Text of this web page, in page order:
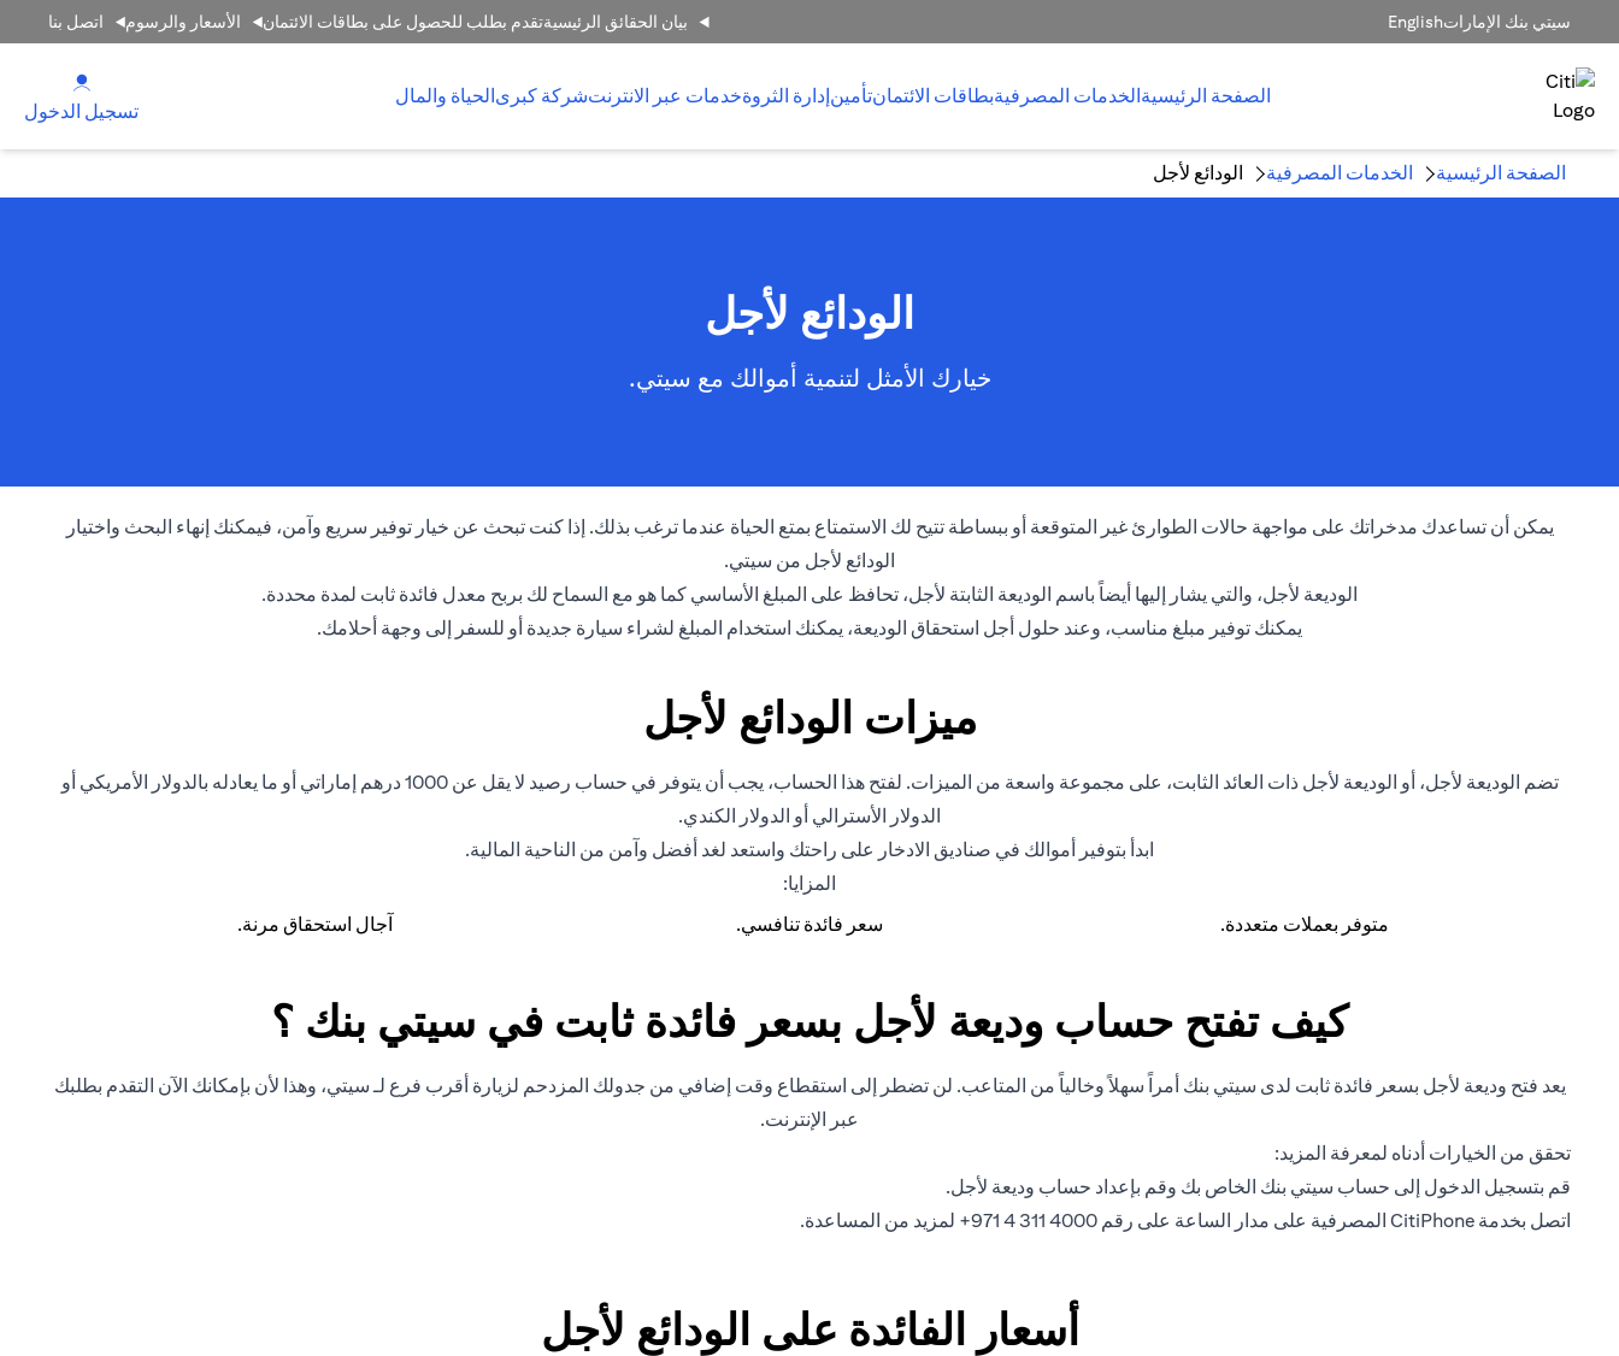
سيتي بنك الإماراتEnglish بيان الحقائق الرئيسيةتقدم بطلب للحصول على بطاقات الائتمان الأسعار والرسوم اتصل بنا
الصفحة الرئيسيةالخدمات المصرفيةبطاقات الائتمانتأمينإدارة الثروةخدمات عبر الانترنتشركة كبرىالحياة والمال
تسجيل الدخول
الصفحة الرئيسية الخدمات المصرفية الودائع لأجل
الودائع لأجل
خيارك الأمثل لتنمية أموالك مع سيتي.
يمكن أن تساعدك مدخراتك على مواجهة حالات الطوارئ غير المتوقعة أو ببساطة تتيح لك الاستمتاع بمتع الحياة عندما ترغب بذلك. إذا كنت تبحث عن خيار توفير سريع وآمن، فيمكنك إنهاء البحث واختيار
الودائع لأجل من سيتي.
الوديعة لأجل، والتي يشار إليها أيضاً باسم الوديعة الثابتة لأجل، تحافظ على المبلغ الأساسي كما هو مع السماح لك بربح معدل فائدة ثابت لمدة محددة.
يمكنك توفير مبلغ مناسب، وعند حلول أجل استحقاق الوديعة، يمكنك استخدام المبلغ لشراء سيارة جديدة أو للسفر إلى وجهة أحلامك.
ميزات الودائع لأجل
تضم الوديعة لأجل، أو الوديعة لأجل ذات العائد الثابت، على مجموعة واسعة من الميزات. لفتح هذا الحساب، يجب أن يتوفر في حساب رصيد لا يقل عن 1000 درهم إماراتي أو ما يعادله بالدولار الأمريكي أو
الدولار الأسترالي أو الدولار الكندي.
ابدأ بتوفير أموالك في صناديق الادخار على راحتك واستعد لغد أفضل وآمن من الناحية المالية.
المزايا:
متوفر بعملات متعددة.
سعر فائدة تنافسي. آجال استحقاق مرنة.
كيف تفتح حساب وديعة لأجل بسعر فائدة ثابت في سيتي بنك ؟
يعد فتح وديعة لأجل بسعر فائدة ثابت لدى سيتي بنك أمراً سهلاً وخالياً من المتاعب. لن تضطر إلى استقطاع وقت إضافي من جدولك المزدحم لزيارة أقرب فرع لـ سيتي، وهذا لأن بإمكانك الآن التقدم بطلبك
عبر الإنترنت.
تحقق من الخيارات أدناه لمعرفة المزيد:
قم بتسجيل الدخول opens in a new tab
إلى حساب سيتي بنك الخاص بك وقم بإعداد حساب وديعة لأجل.
اتصل بخدمة CitiPhone المصرفية على مدار الساعة على رقم 4000 311 4 971+ لمزيد من المساعدة.
أسعار الفائدة على الودائع لأجل